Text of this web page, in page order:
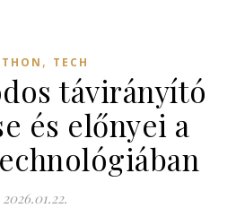
, TECH
távirányító
és előnyei a
2026.01.22.